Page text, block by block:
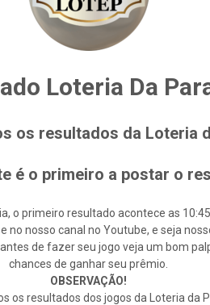
Loteria Da
os resultados da Loteria
é o primeiro a postar o
o primeiro resultado acontece as
no nosso canal no Youtube, e seja
de fazer seu jogo veja um bom
chances de ganhar seu prêmio.
OBSERVAÇÃO!
os resultados dos jogos da Loteria